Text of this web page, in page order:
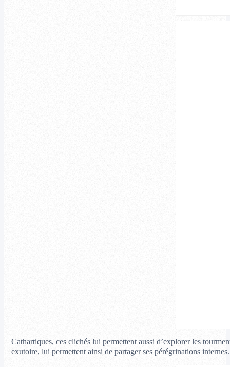
Cathartiques, ces clichés lui permettent aussi d’explorer les
exutoire, lui permettent ainsi de partager ses pérégrinations